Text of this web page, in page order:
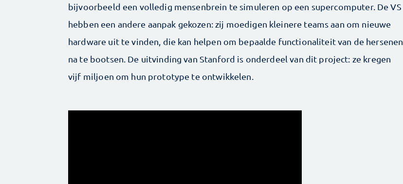
bijvoorbeeld een volledig mensenbrein te simuleren op een supercomputer. De VS
hebben een andere aanpak gekozen: zij moedigen kleinere teams aan om nieuwe
hardware uit te vinden, die kan helpen om bepaalde functionaliteit van de hersenen
na te bootsen. De uitvinding van Stanford is onderdeel van dit project: ze kregen
vijf miljoen om hun prototype te ontwikkelen.